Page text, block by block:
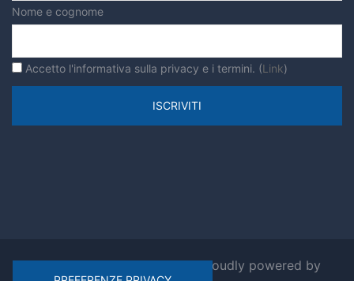
Nome e cognome
Accetto l'informativa sulla privacy e i termini. (Link)
© 2026 Ripensiamo Roma. Proudly powered by